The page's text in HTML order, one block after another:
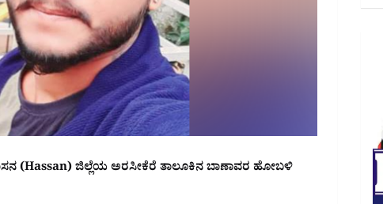
(Hassan) ಜಿಲ್ಲೆಯ ಅರಸೀಕೆರೆ ತಾಲೂಕಿನ ಬಾಣಾವರ ಹೋಬಳಿ